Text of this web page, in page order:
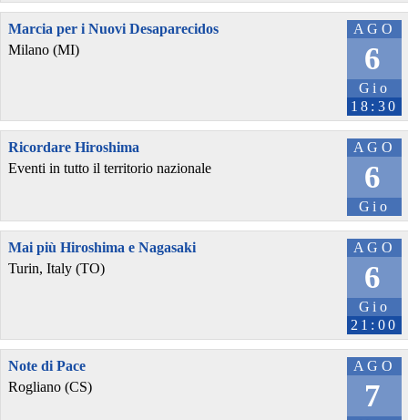
AGO
6
Gio
18:30
Marcia per i Nuovi Desaparecidos
Milano (MI)
AGO
6
Gio
Ricordare Hiroshima
Eventi in tutto il territorio nazionale
AGO
6
Gio
21:00
Mai più Hiroshima e Nagasaki
Turin, Italy (TO)
AGO
7
Note di Pace
Rogliano (CS)